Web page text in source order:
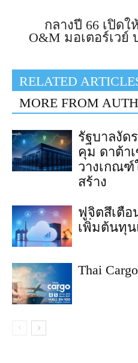
กลางปี 66 เปิด
O&M มอเตอร์เว
RELATED
MORE FROM
รัฐบาลงัด
คุม ดาต้า
วางเกณ
สร้าง
ฟูจิตสึเตือ
เพิ่มต้นทุ
Thai